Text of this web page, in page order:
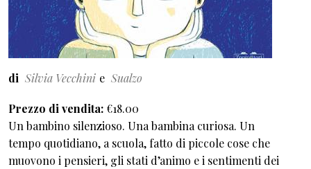
di Silvia Vecchini Sualzo
Prezzo di vendita €18.00
Un bambino silenzioso. Una bambina curiosa. Un
tempo quotidiano, a scuola, fatto di piccole cose che
muovono i pensieri, gli stati d’animo e i sentimenti dei